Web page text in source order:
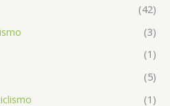
(42)
(3)
(1)
(5)
(1)